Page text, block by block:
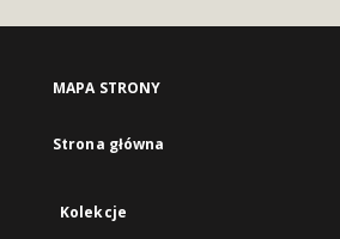
MAPA STRONY
Strona główna
Kolekcje